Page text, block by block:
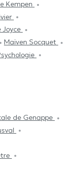
Kempen
Joyce
Maïven Socquet
de Genappe